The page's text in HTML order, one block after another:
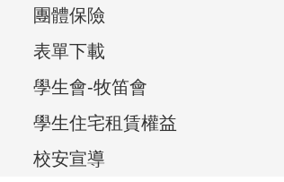
e
w
,
團體保險
表單下載
學生會-牧笛會
學生住宅租賃權益
校安宣導